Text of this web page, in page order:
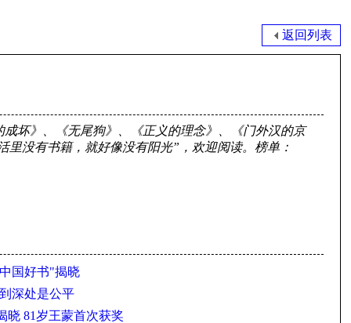
返回列表
坏》、《无尾狗》、《正义的理念》、《门外汉的京
没有书籍，就好像没有阳光”，欢迎阅读。榜单：
国好书"揭晓
深处是公平
晓 81岁王蒙首次获奖